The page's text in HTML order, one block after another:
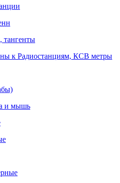
тангенты
к Радиостанциям, КСВ метры
и мышь